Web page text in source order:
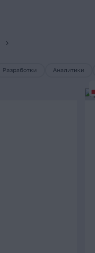
Разработки Аналитики